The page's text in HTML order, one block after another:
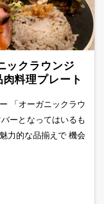
ックラウンジ
料理プレート
「オーガニックラウ
ーとなってはいるも
力的な品揃えで 機会